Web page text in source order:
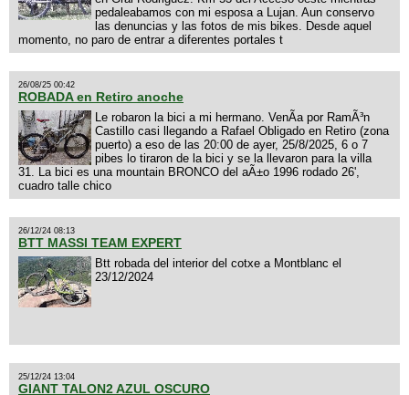
pedaleabamos con mi esposa a Lujan. Aun conservo
las denuncias y las fotos de mis bikes. Desde aquel
momento, no paro de entrar a diferentes portales t
26/08/25 00:42
ROBADA en Retiro anoche
Le robaron la bici a mi hermano. VenÃ­a por RamÃ³n
Castillo casi llegando a Rafael Obligado en Retiro (zona
puerto) a eso de las 20:00 de ayer, 25/8/2025, 6 o 7
pibes lo tiraron de la bici y se la llevaron para la villa
31. La bici es una mountain BRONCO del aÃ±o 1996 rodado 26',
cuadro talle chico
26/12/24 08:13
BTT MASSI TEAM EXPERT
Btt robada del interior del cotxe a Montblanc el
23/12/2024
25/12/24 13:04
GIANT TALON2 AZUL OSCURO